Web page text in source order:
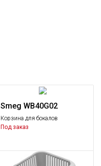
Smeg WB40G02
Корзина для бокалов
диаметром 90 мм. Подходит
Под заказ